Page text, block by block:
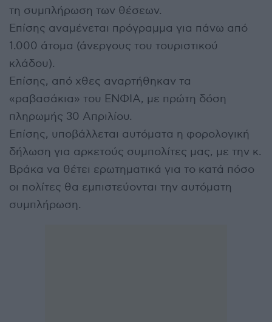
τη συμπλήρωση των θέσεων.
Επίσης αναμένεται πρόγραμμα για πάνω από
1.000 άτομα (άνεργους του τουριστικού
κλάδου).
Επίσης, από χθες αναρτήθηκαν τα
«ραβασάκια» του ΕΝΦΙΑ, με πρώτη δόση
πληρωμής 30 Απριλίου.
Επίσης, υποβάλλεται αυτόματα η φορολογική
δήλωση για αρκετούς συμπολίτες μας, με την κ.
Βράκα να θέτει ερωτηματικά για το κατά πόσο
οι πολίτες θα εμπιστεύονται την αυτόματη
συμπλήρωση.